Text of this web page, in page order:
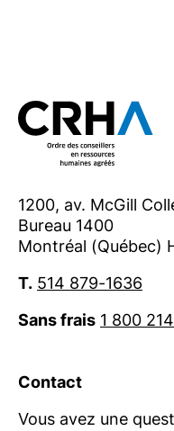
1200, av. McGill
Bureau 1400
Montréal (Québec)
T. 514 879-1636
Sans frais 1 800
Contact
Vous avez une